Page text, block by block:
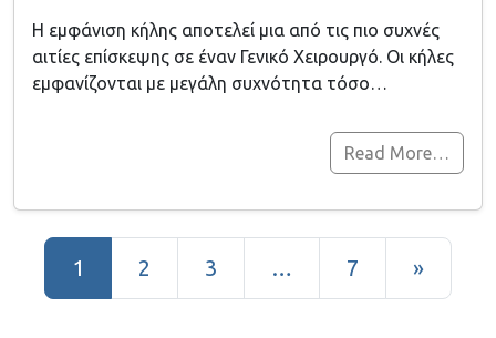
Η εμφάνιση κήλης αποτελεί μια από τις πιο συχνές
αιτίες επίσκεψης σε έναν Γενικό Χειρουργό. Οι κήλες
εμφανίζονται με μεγάλη συχνότητα τόσο…
Read More…
Posts navigation
1 2 3 … 7 »